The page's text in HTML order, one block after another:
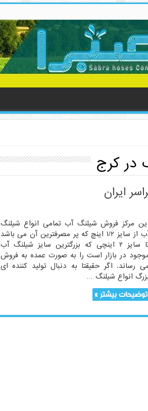
در کرج
ایران
مرکز فروش شیلنگ آب تمامی انواع شیلنگ
آب از سایز ۱/۲ اینچ که پر مصرفترین آن می باشد
تا سایز ۲ اینچی که بزرگترین سایز شیلنگ آب
در بازار است را به صورت عمده به فروش
رساند. اگر حقیقتا به دنبال تولید کننده ای
انواع شیلنگ …
توضیحات بیشتر »